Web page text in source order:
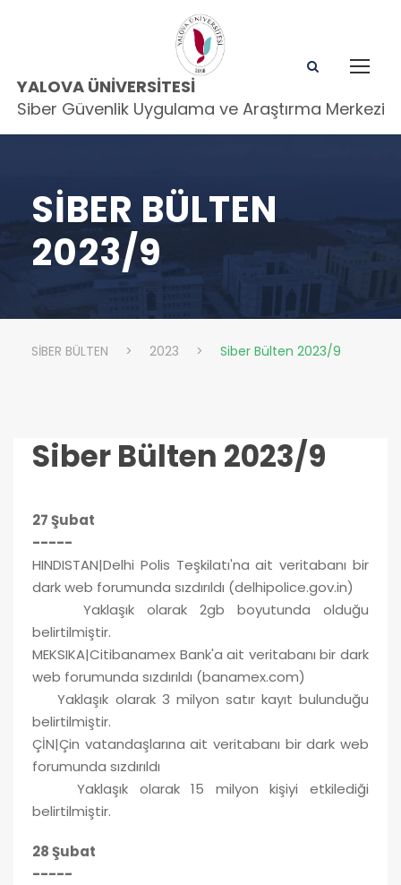
YALOVA ÜNIVERSITESI
Siber Güvenlik Uygulama ve Araştırma Merkezi
SIBER BÜLTEN
2023/9
SİBER BÜLTEN > 2023 > Siber Bülten 2023/9
Siber Bülten 2023/9
27 Şubat
-----
HINDISTAN|Delhi Polis Teşkilatı'na ait veritabanı bir
dark web forumunda sızdırıldı (delhipolice.gov.in)
Yaklaşık olarak 2gb boyutunda olduğu
belirtilmiştir.
MEKSIKA|Citibanamex Bank'a ait veritabanı bir dark
web forumunda sızdırıldı (banamex.com)
Yaklaşık olarak 3 milyon satır kayıt bulunduğu
belirtilmiştir.
ÇİN|Çin vatandaşlarına ait veritabanı bir dark web
forumunda sızdırıldı
Yaklaşık olarak 15 milyon kişiyi etkilediği
belirtilmiştir.
28 Şubat
-----